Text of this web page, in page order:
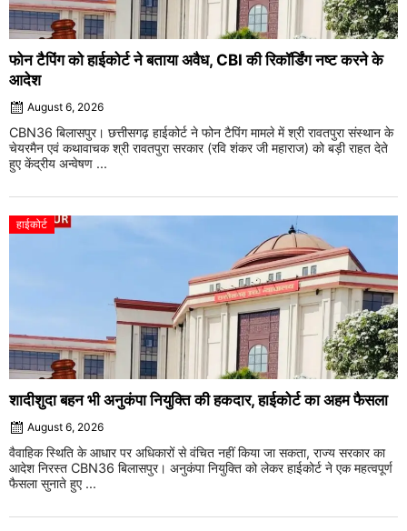
फोन टैपिंग को हाईकोर्ट ने बताया अवैध, CBI की रिकॉर्डिंग नष्ट करने के
आदेश
August 6, 2026
CBN36 बिलासपुर। छत्तीसगढ़ हाईकोर्ट ने फोन टैपिंग मामले में श्री रावतपुरा संस्थान के
चेयरमैन एवं कथावाचक श्री रावतपुरा सरकार (रवि शंकर जी महाराज) को बड़ी राहत देते
हुए केंद्रीय अन्वेषण ...
हाईकोर्ट
शादीशुदा बहन भी अनुकंपा नियुक्ति की हकदार, हाईकोर्ट का अहम फैसला
August 6, 2026
वैवाहिक स्थिति के आधार पर अधिकारों से वंचित नहीं किया जा सकता, राज्य सरकार का
आदेश निरस्त CBN36 बिलासपुर। अनुकंपा नियुक्ति को लेकर हाईकोर्ट ने एक महत्वपूर्ण
फैसला सुनाते हुए ...